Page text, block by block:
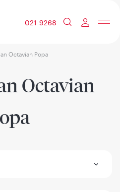
021 9268
Octavian Popa
Octavian